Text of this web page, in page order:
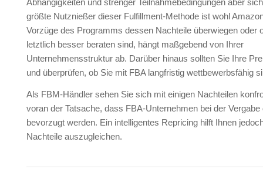
größte Nutznießer dieser Fulfillment-Methode ist wohl
Vorzüge des Programms dessen Nachteile überwiegen oder
letztlich besser beraten sind, hängt maßgebend von Ihrer
Unternehmensstruktur ab. Darüber hinaus sollten Sie Ihre
und überprüfen, ob Sie mit FBA langfristig wettbewerbsfähig
Als FBM-Händler sehen Sie sich mit einigen Nachteilen
voran der Tatsache, dass FBA-Unternehmen bei der
bevorzugt werden. Ein intelligentes Repricing hilft Ihnen
Nachteile auszugleichen.